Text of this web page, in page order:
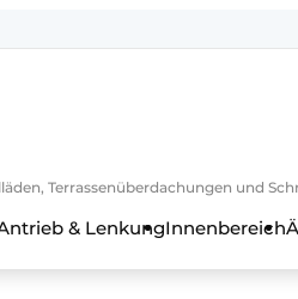
Terrassenüberdachungen und
& LenkungInnenbereich